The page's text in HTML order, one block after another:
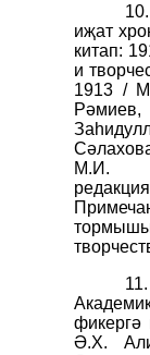
10.
иҗат
китап:
и
1913 /
М.И.
тормышы
11.
фикергә
Ә.Х.